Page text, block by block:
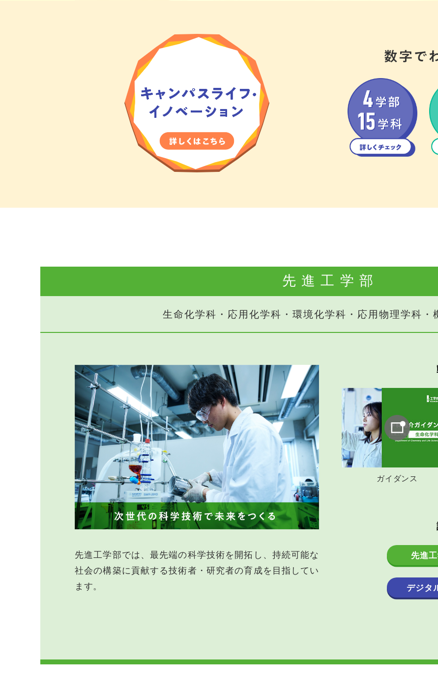
先進工学部
生命化学科・応用化学科・環境化学科・応用物理学科・
先進工学部では、最先端の科学技術を開拓し、持続可能な
社会の構築に貢献する技術者・研究者の育成を目指してい
ます。
ガイダンス
先進
デジタ